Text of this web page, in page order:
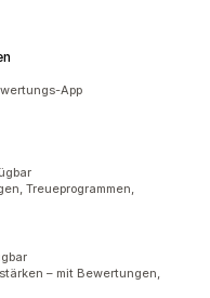
App
Treueprogrammen,
– mit Bewertungen,